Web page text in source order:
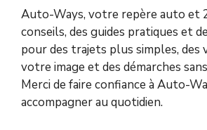
Auto-Ways, votre repère auto et
conseils, des guides pratiques et
pour des trajets plus simples, des
votre image et des démarches
Merci de faire confiance à Auto-
accompagner au quotidien.